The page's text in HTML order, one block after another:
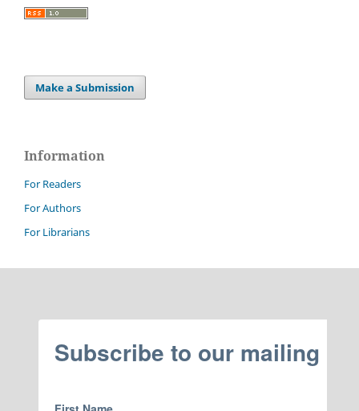
Make a Submission
Information
For Readers
For Authors
For Librarians